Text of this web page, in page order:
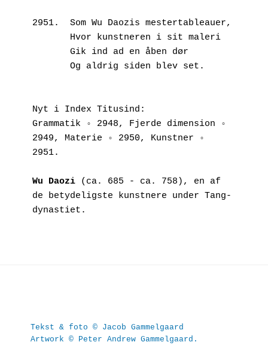
2951.  Som Wu Daozis mestertableauer,
       Hvor kunstneren i sit maleri
       Gik ind ad en åben dør
       Og aldrig siden blev set.
Nyt i Index Titusind:
Grammatik ◦ 2948, Fjerde dimension ◦
2949, Materie ◦ 2950, Kunstner ◦
2951.
Wu Daozi (ca. 685 - ca. 758), en af
de betydeligste kunstnere under Tang-
dynastiet.
Tekst & foto © Jacob Gammelgaard
Artwork © Peter Andrew Gammelgaard.